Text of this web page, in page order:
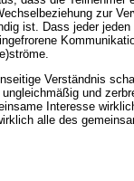
zur
ist. Dass jeder
Verständnis
und
Interesse
alle des